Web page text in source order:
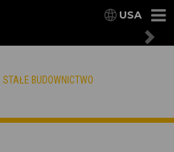
USA
BUDOWNICTWO